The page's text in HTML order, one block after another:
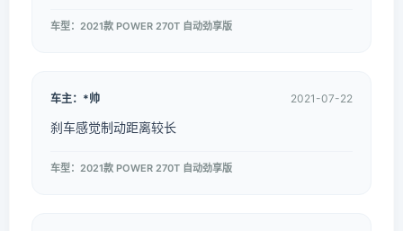
车型：2021款 POWER 270T 自动劲享版
车主：*帅 2021-07-22
刹车感觉制动距离较长
车型：2021款 POWER 270T 自动劲享版